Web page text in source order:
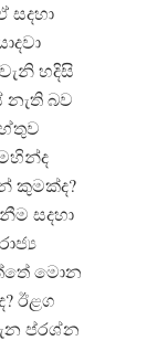
සදහා
හදිසි
නැති බව
කුමක්ද?
සදහා
මොන
ඊළග
ප්රශ්න